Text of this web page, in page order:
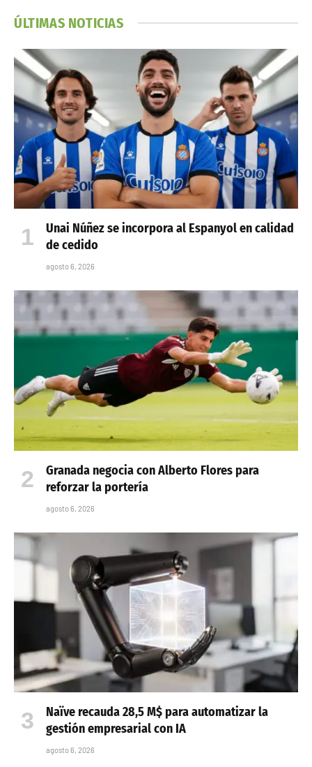
ÚLTIMAS NOTICIAS
Unai Núñez se incorpora al Espanyol en calidad
de cedido
agosto 6, 2026
Granada negocia con Alberto Flores para
reforzar la portería
agosto 6, 2026
Naïve recauda 28,5 M$ para automatizar la
gestión empresarial con IA
agosto 6, 2026